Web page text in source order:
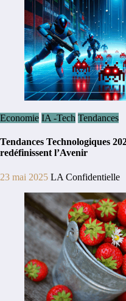
Economie IA -Tech Tendances
Tendances Technologiques
redéfinissent l’Avenir
23 mai 2025 LA Confidentielle